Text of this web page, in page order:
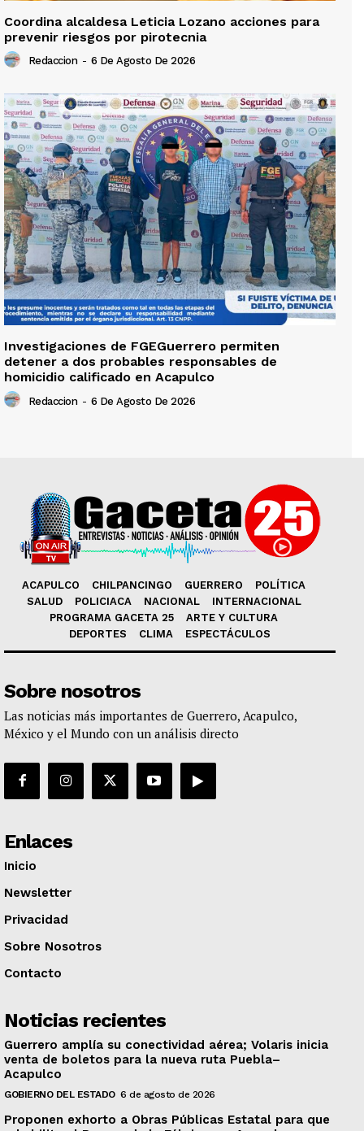
Coordina alcaldesa Leticia Lozano acciones para
prevenir riesgos por pirotecnia
Redaccion - 6 De Agosto De 2026
Investigaciones de FGEGuerrero permiten
detener a dos probables responsables de
homicidio calificado en Acapulco
Redaccion - 6 De Agosto De 2026
ACAPULCO CHILPANCINGO GUERRERO
POLÍTICA
SALUD
POLICIACA NACIONAL
INTERNACIONAL
PROGRAMA GACETA 25
ARTE Y CULTURA
DEPORTES
CLIMA ESPECTÁCULOS
Sobre nosotros
Las noticias más importantes de Guerrero, Acapulco,
México y el Mundo con un análisis directo
Enlaces
Inicio
Newsletter
Privacidad
Sobre Nosotros
Contacto
Noticias recientes
Guerrero amplía su conectividad aérea; Volaris inicia
venta de boletos para la nueva ruta Puebla–
Acapulco
GOBIERNO DEL ESTADO 6 de agosto de 2026
Proponen exhorto a Obras Públicas Estatal para que